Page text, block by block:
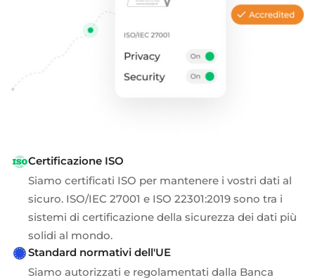
Certificazione ISO
Siamo certificati ISO per mantenere i vostri dati al
sicuro. ISO/IEC 27001 e ISO 22301:2019 sono tra i
sistemi di certificazione della sicurezza dei dati più
solidi al mondo.
Standard normativi dell'UE
Siamo autorizzati e regolamentati dalla Banca